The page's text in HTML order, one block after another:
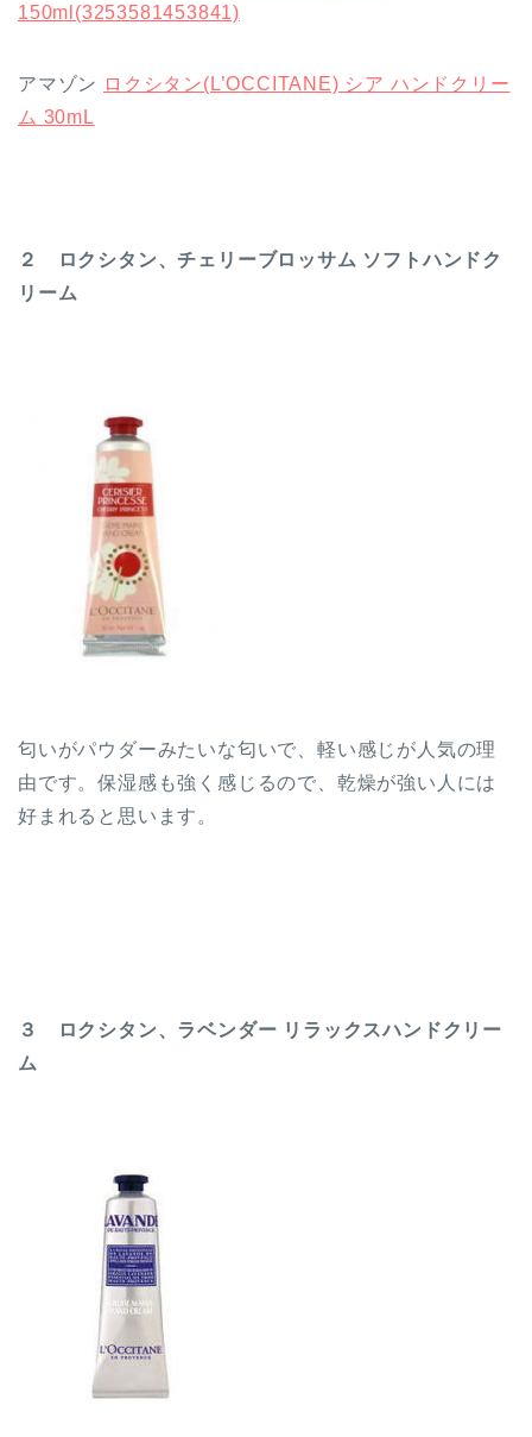
150ml(3253581453841)
アマゾン ロクシタン(L’OCCITANE) シア ハンドクリー
ム 30mL
２ ロクシタン、チェリーブロッサム ソフトハンドク
リーム
匂いがパウダーみたいな匂いで、軽い感じが人気の理
由です。保湿感も強く感じるので、乾燥が強い人には
好まれると思います。
３ ロクシタン、ラベンダー リラックスハンドクリー
ム